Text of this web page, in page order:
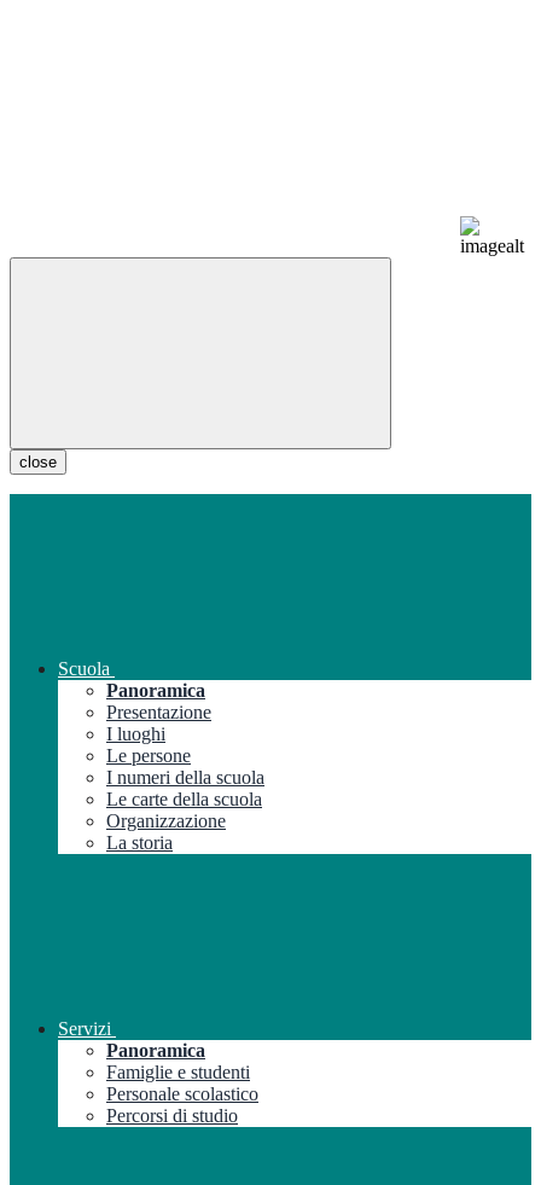
close
Scuola
Panoramica
Presentazione
I luoghi
Le persone
I numeri della scuola
Le carte della scuola
Organizzazione
La storia
Servizi
Panoramica
Famiglie e studenti
Personale scolastico
Percorsi di studio